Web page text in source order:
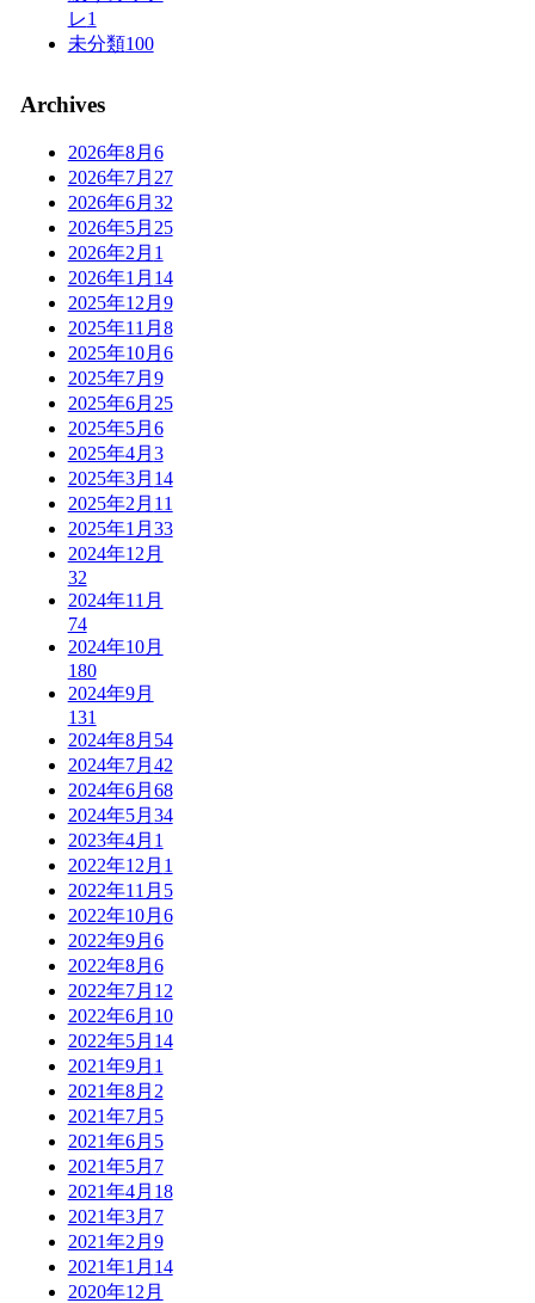
レ1
未分類100
Archives
2026年8月 6
2026年7月 27
2026年6月 32
2026年5月 25
2026年2月 1
2026年1月 14
2025年12月 9
2025年11月 8
2025年10月 6
2025年7月 9
2025年6月 25
2025年5月 6
2025年4月 3
2025年3月 14
2025年2月 11
2025年1月 33
2024年12月
32
2024年11月
74
2024年10月
180
2024年9月
131
2024年8月 54
2024年7月 42
2024年6月 68
2024年5月 34
2023年4月 1
2022年12月 1
2022年11月 5
2022年10月 6
2022年9月 6
2022年8月 6
2022年7月 12
2022年6月 10
2022年5月 14
2021年9月 1
2021年8月 2
2021年7月 5
2021年6月 5
2021年5月 7
2021年4月 18
2021年3月 7
2021年2月 9
2021年1月 14
2020年12月